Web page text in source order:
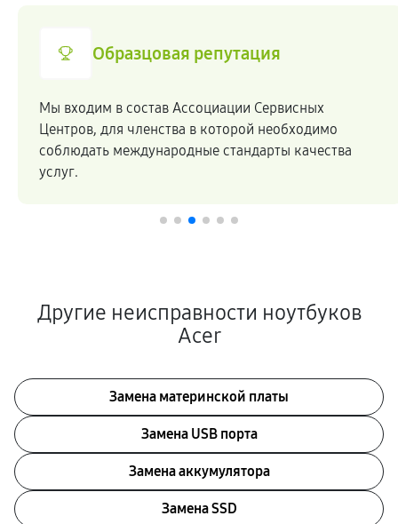
Образцовая репутация
Мы входим в состав Ассоциации Сервисных
Центров, для членства в которой необходимо
соблюдать международные стандарты качества
услуг.
Другие неисправности ноутбуков
Acer
Замена материнской платы
Замена USB порта
Замена аккумулятора
Замена SSD